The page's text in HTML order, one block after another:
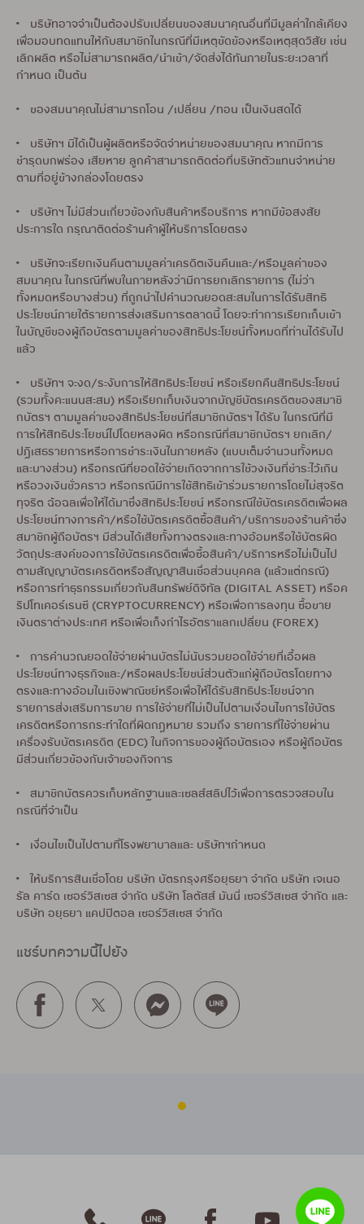
• บริษัทอาจจำเป็นต้องปรับเปลี่ยนของสมนาคุณอื่นที่มีมูลค่าใกล้เคียง
เพื่อมอบทดแทนให้กับสมาชิกในกรณีที่มีเหตุขัดข้องหรือเหตุสุดวิสัย เช่น
เลิกผลิต หรือไม่สามารถผลิต/นำเข้า/จัดส่งได้ทันภายในระยะเวลาที่
กำหนด เป็นต้น
• ของสมนาคุณไม่สามารถโอน /เปลี่ยน /ทอน เป็นเงินสดได้
• บริษัทฯ มิได้เป็นผู้ผลิตหรือจัดจำหน่ายของสมนาคุณ หากมีการ
ชำรุดบกพร่อง เสียหาย ลูกค้าสามารถติดต่อที่บริษัทตัวแทนจำหน่าย
ตามที่อยู่ข้างกล่องโดยตรง
• บริษัทฯ ไม่มีส่วนเกี่ยวข้องกับสินค้าหรือบริการ หากมีข้อสงสัย
ประการใด กรุณาติดต่อร้านค้าผู้ให้บริการโดยตรง
• บริษัทจะเรียกเงินคืนตามมูลค่าเครดิตเงินคืนและ/หรือมูลค่าของ
สมนาคุณ ในกรณีที่พบในภายหลังว่ามีการยกเลิกรายการ (ไม่ว่า
ทั้งหมดหรือบางส่วน) ที่ถูกนำไปคำนวณยอดสะสมในการได้รับสิทธิ
ประโยชน์ภายใต้รายการส่งเสริมการตลาดนี้ โดยจะทำการเรียกเก็บเข้า
ในบัญชีของผู้ถือบัตรตามมูลค่าของสิทธิประโยชน์ทั้งหมดที่ท่านได้รับไป
แล้ว
• บริษัทฯ จะงด/ระงับการให้สิทธิประโยชน์ หรือเรียกคืนสิทธิประโยชน์
(รวมทั้งคะแนนสะสม) หรือเรียกเก็บเงินจากบัญชีบัตรเครดิตของสมาชิ
กบัตรฯ ตามมูลค่าของสิทธิประโยชน์ที่สมาชิกบัตรฯ ได้รับ ในกรณีที่มี
การให้สิทธิประโยชน์ไปโดยหลงผิด หรือกรณีที่สมาชิกบัตรฯ ยกเลิก/
ปฏิเสธรายการหรือการชำระเงินในภายหลัง (แบบเต็มจำนวนทั้งหมด
และบางส่วน) หรือกรณีที่ยอดใช้จ่ายเกิดจากการใช้วงเงินที่ชำระไว้เกิน
หรือวงเงินชั่วคราว หรือกรณีมีการใช้สิทธิเข้าร่วมรายการโดยไม่สุจริต
ทุจริต ฉ้อฉลเพื่อให้ได้มาซึ่งสิทธิประโยชน์ หรือกรณีใช้บัตรเครดิตเพื่อผล
ประโยชน์ทางการค้า/หรือใช้บัตรเครดิตซื้อสินค้า/บริการของร้านค้าซึ่ง
สมาชิกผู้ถือบัตรฯ มีส่วนได้เสียทั้งทางตรงและทางอ้อมหรือใช้บัตรผิด
วัตถุประสงค์ของการใช้บัตรเครดิตเพื่อซื้อสินค้า/บริการหรือไม่เป็นไป
ตามสัญญาบัตรเครดิตหรือสัญญาสินเชื่อส่วนบุคคล (แล้วแต่กรณี)
หรือการทำธุรกรรมเกี่ยวกับสินทรัพย์ดิจิทัล (DIGITAL ASSET) หรือค
ริปโทเคอร์เรนซี (CRYPTOCURRENCY) หรือเพื่อการลงทุน ซื้อขาย
เงินตราต่างประเทศ หรือเพื่อเก็งกำไรอัตราแลกเปลี่ยน (FOREX)
• การคำนวณยอดใช้จ่ายผ่านบัตรไม่นับรวมยอดใช้จ่ายที่เอื้อผล
ประโยชน์ทางธุรกิจและ/หรือผลประโยชน์ส่วนตัวแก่ผู้ถือบัตรโดยทาง
ตรงและทางอ้อมในเชิงพาณิชย์หรือเพื่อให้ได้รับสิทธิประโยชน์จาก
รายการส่งเสริมการขาย การใช้จ่ายที่ไม่เป็นไปตามเงื่อนไขการใช้บัตร
เครดิตหรือการกระทำใดที่ผิดกฎหมาย รวมถึง รายการที่ใช้จ่ายผ่าน
เครื่องรับบัตรเครดิต (EDC) ในกิจการของผู้ถือบัตรเอง หรือผู้ถือบัตร
มีส่วนเกี่ยวข้องกับเจ้าของกิจการ
• สมาชิกบัตรควรเก็บหลักฐานและเซลส์สลิปไว้เพื่อการตรวจสอบใน
กรณีที่จำเป็น
• เงื่อนไขเป็นไปตามที่โรงพยาบาลและ บริษัทฯกำหนด
• ให้บริการสินเชื่อโดย บริษัท บัตรกรุงศรีอยุธยา จำกัด บริษัท เจเนอ
รัล คาร์ด เซอร์วิสเซส จำกัด บริษัท โลตัสส์ มันนี่ เซอร์วิสเซส จำกัด และ
บริษัท อยุธยา แคปปิตอล เซอร์วิสเซส จำกัด
แชร์บทความนี้ไปยัง